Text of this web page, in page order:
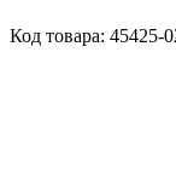
Код товара: 45425-